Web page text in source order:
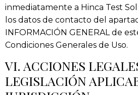
inmediatamente a Hinca Test
los datos de contacto del
INFORMACIÓN GENERAL de
Condiciones Generales de Uso.
VI. ACCIONES
LEGISLACIÓN